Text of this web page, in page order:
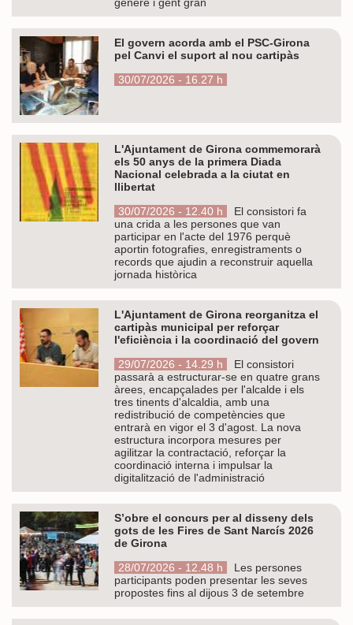
El govern acorda amb el PSC-Girona
pel Canvi el suport al nou cartipàs
30/07/2026 - 16.27 h
L'Ajuntament de Girona commemorarà
els 50 anys de la primera Diada
Nacional celebrada a la ciutat en
llibertat
30/07/2026 - 12.40 h
El consistori fa
una crida a les persones que van
participar en l'acte del 1976 perquè
aportin fotografies, enregistraments o
records que ajudin a reconstruir aquella
jornada històrica
L'Ajuntament de Girona reorganitza el
cartipàs municipal per reforçar
l'eficiència i la coordinació del govern
29/07/2026 - 14.29 h
El consistori
passarà a estructurar-se en quatre grans
àrees, encapçalades per l'alcalde i els
tres tinents d'alcaldia, amb una
redistribució de competències que
entrarà en vigor el 3 d'agost. La nova
estructura incorpora mesures per
agilitzar la contractació, reforçar la
coordinació interna i impulsar la
digitalització de l'administració
S’obre el concurs per al disseny dels
gots de les Fires de Sant Narcís 2026
de Girona
28/07/2026 - 12.48 h
Les persones
participants poden presentar les seves
propostes fins al dijous 3 de setembre